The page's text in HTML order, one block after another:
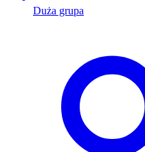
Duża grupa